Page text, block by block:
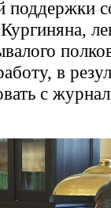
поддержки
в
с